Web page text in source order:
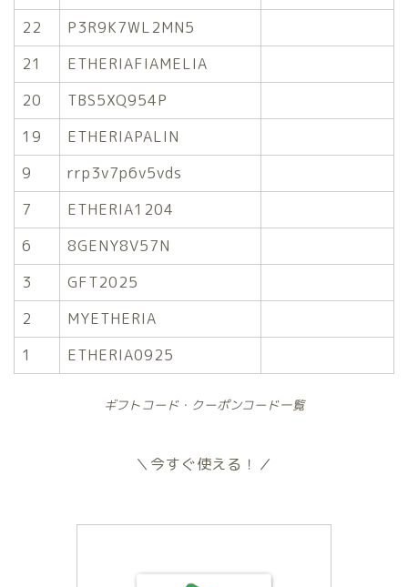
22
P3R9K7WL2MN5
21
ETHERIAFIAMELIA
20
TBS5XQ954P
19
ETHERIAPALIN
9
rrp3v7p6v5vds
7
ETHERIA1204
6
8GENY8V57N
3
GFT2025
2
MYETHERIA
1
ETHERIA0925
ギフトコード・クーポンコード一覧
＼今すぐ使える！／